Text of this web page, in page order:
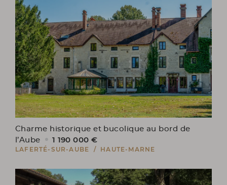
Charme historique et bucolique au bord de
l’Aube
1 190 000 €
LAFERTÉ-SUR-AUBE / HAUTE-MARNE